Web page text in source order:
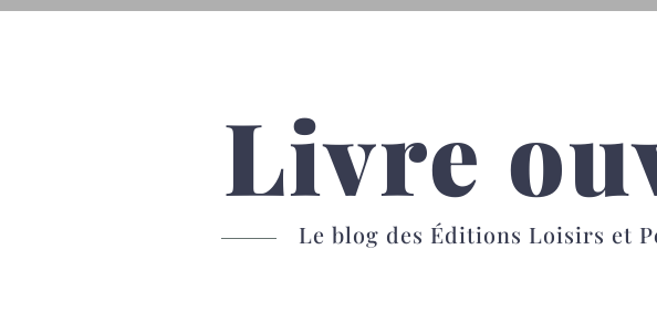
Livre
Le blog des Éditions Loisirs et